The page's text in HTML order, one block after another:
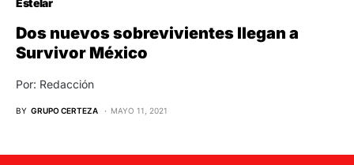
Dos nuevos sobrevivientes llegan a
Survivor México
Por: Redacción
BY GRUPO CERTEZA MAYO 11, 2021